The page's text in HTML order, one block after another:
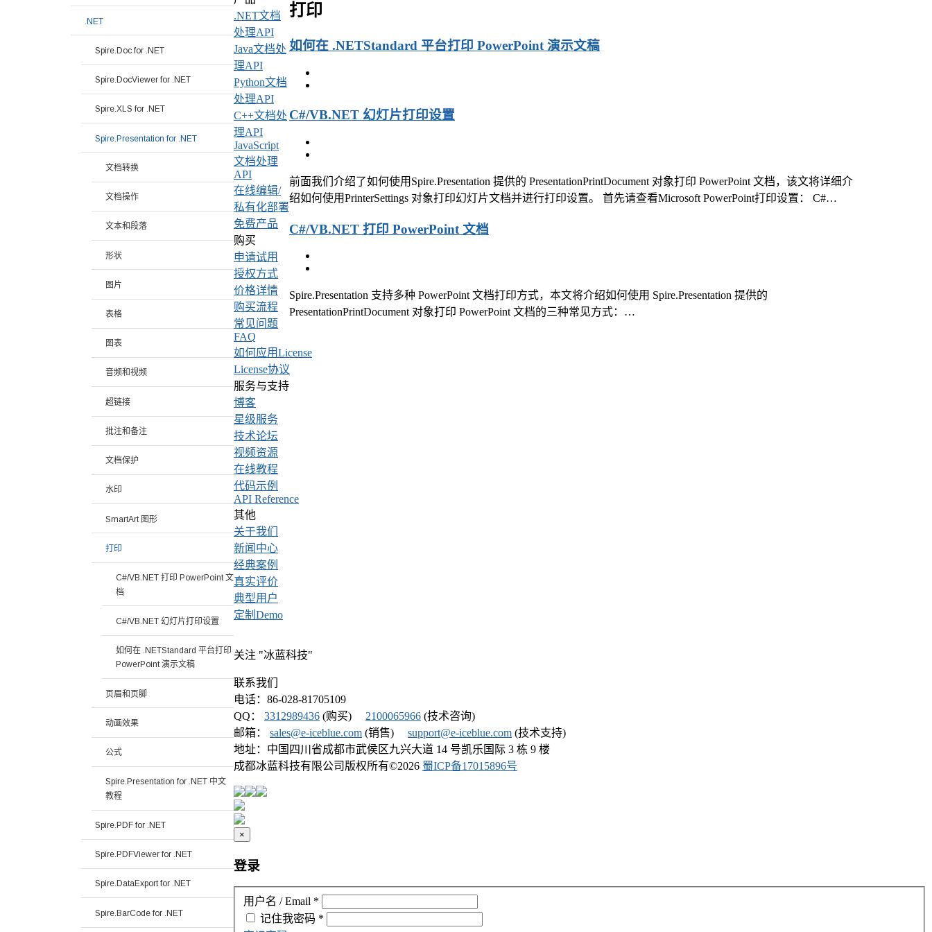
打印
如何在 .NETStandard 平台打印 PowerPoint 演示文稿
C#/VB.NET 幻灯片打印设置
前面我们介绍了如何使用Spire.Presentation 提供的 PresentationPrintDocument 对象打印 PowerPoint 文档，该文将详细介
绍如何使用PrinterSettings 对象打印幻灯片文档并进行打印设置。 首先请查看Microsoft PowerPoint打印设置： C#…
C#/VB.NET 打印 PowerPoint 文档
Spire.Presentation 支持多种 PowerPoint 文档打印方式，本文将介绍如何使用 Spire.Presentation 提供的
PresentationPrintDocument 对象打印 PowerPoint 文档的三种常见方式：…
.NET
Spire.Doc for .NET
Spire.DocViewer for .NET
Spire.XLS for .NET
Spire.Presentation for .NET
文档转换
文档操作
文本和段落
形状
图片
表格
图表
音频和视频
超链接
批注和备注
文档保护
水印
SmartArt 图形
打印
C#/VB.NET 打印 PowerPoint 文
档
C#/VB.NET 幻灯片打印设置
如何在 .NETStandard 平台打印
PowerPoint 演示文稿
页眉和页脚
动画效果
公式
Spire.Presentation for .NET 中文
教程
Spire.PDF for .NET
Spire.PDFViewer for .NET
Spire.DataExport for .NET
Spire.BarCode for .NET
.NET文档
处理API
Java文档处
理API
Python文档
处理API
C++文档处
理API
JavaScript
文档处理
API
在线编辑/
私有化部署
免费产品
购买
申请试用
授权方式
价格详情
购买流程
常见问题
FAQ
如何应用License
License协议
服务与支持
博客
星级服务
技术论坛
视频资源
在线教程
代码示例
API Reference
其他
关于我们
新闻中心
经典案例
真实评价
典型用户
定制Demo
关注 "冰蓝科技"
联系我们
电话：86-028-81705109
QQ： 3312989436 (购买) 2100065966 (技术咨询)
邮箱： sales@e-iceblue.com (销售) support@e-iceblue.com (技术支持)
地址：中国四川省成都市武侯区九兴大道 14 号凯乐国际 3 栋 9 楼
成都冰蓝科技有限公司版权所有©2026 蜀ICP备17015896号
×
登录
用户名 / Email *
密码 *
记住我